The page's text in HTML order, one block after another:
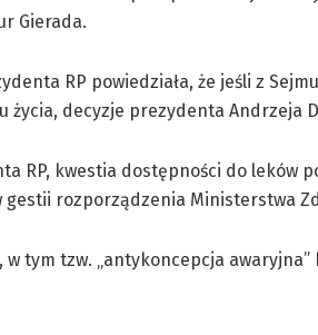
Gierada.
RP powiedziała, że jeśli z
decyzje prezydenta Andrzeja
RP, kwestia dostępności do leków
gestii rozporządzenia Ministerstwa
tym tzw. „antykoncepcja